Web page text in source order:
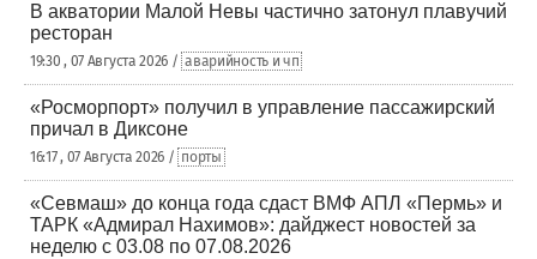
В акватории Малой Невы частично затонул плавучий
ресторан
19:30 , 07 Августа 2026 / аварийность и чп
«Росморпорт» получил в управление пассажирский
причал в Диксоне
16:17 , 07 Августа 2026 / порты
«Севмаш» до конца года сдаст ВМФ АПЛ «Пермь» и
ТАРК «Адмирал Нахимов»: дайджест новостей за
неделю с 03.08 по 07.08.2026